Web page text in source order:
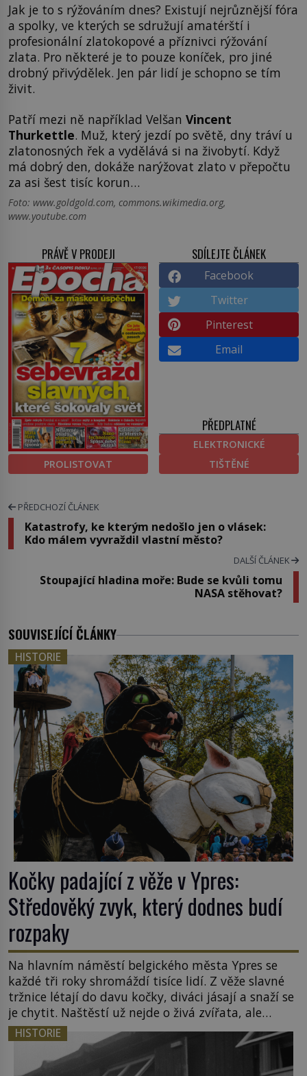
Jak je to s rýžováním dnes? Existují nejrůznější fóra
a spolky, ve kterých se sdružují amatérští i
profesionální zlatokopové a příznivci rýžování
zlata. Pro některé je to pouze koníček, pro jiné
drobný přivýdělek. Jen pár lidí je schopno se tím
živit.
Patří mezi ně například Velšan Vincent
Thurkettle. Muž, který jezdí po světě, dny tráví u
zlatonosných řek a vydělává si na živobytí. Když
má dobrý den, dokáže narýžovat zlato v přepočtu
za asi šest tisíc korun…
Foto: www.goldgold.com, commons.wikimedia.org,
www.youtube.com
PRÁVĚ V PRODEJI
PROLISTOVAT
SDÍLEJTE ČLÁNEK
Facebook
Twitter
Pinterest
Email
PŘEDPLATNÉ
ELEKTRONICKÉ
TIŠTĚNÉ
PŘEDCHOZÍ ČLÁNEK
Katastrofy, ke kterým nedošlo jen o vlásek:
Kdo málem vyvraždil vlastní město?
DALŠÍ ČLÁNEK
Stoupající hladina moře: Bude se kvůli tomu
NASA stěhovat?
SOUVISEJÍCÍ ČLÁNKY
HISTORIE
Kočky padající z věže v Ypres:
Středověký zvyk, který dodnes budí
rozpaky
Na hlavním náměstí belgického města Ypres se
každé tři roky shromáždí tisíce lidí. Z věže slavné
tržnice létají do davu kočky, diváci jásají a snaží se
je chytit. Naštěstí už nejde o živá zvířata, ale
jenom o plyšové suvenýry. Kdysi to ale bylo jinak.
Tato veselá podívaná připomíná jeden z
nejpodivnějších a zároveň nejkrutějších zvyků […]
HISTORIE